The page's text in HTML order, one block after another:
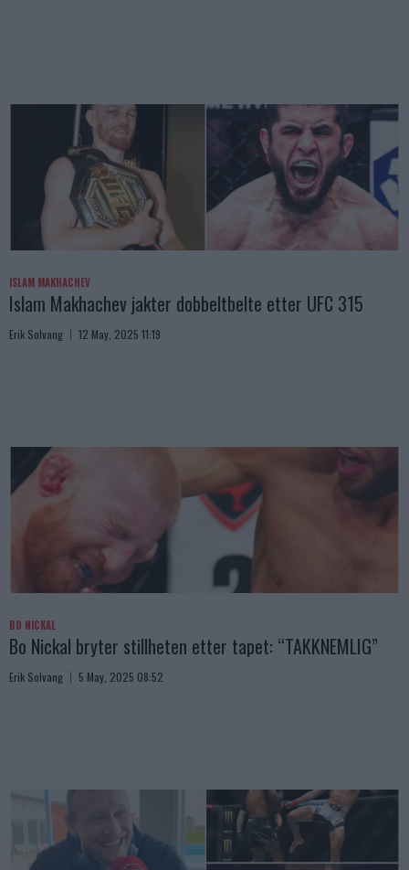
ISLAM MAKHACHEV
Islam Makhachev jakter dobbeltbelte etter UFC 315
Erik Solvang 12 May, 2025 11:19
BO NICKAL
Bo Nickal bryter stillheten etter tapet: “TAKKNEMLIG”
Erik Solvang 5 May, 2025 08:52